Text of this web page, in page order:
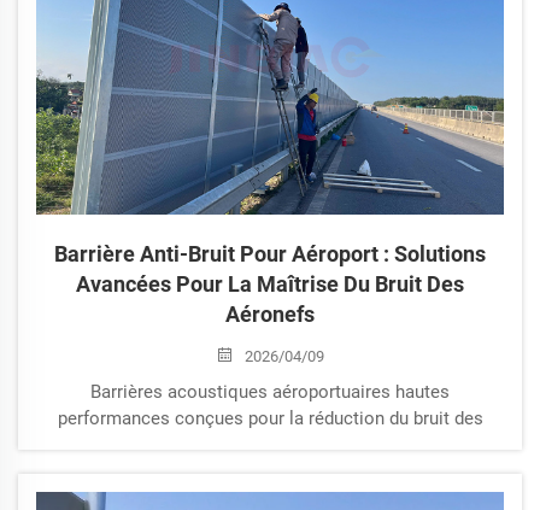
Barrière Anti-Bruit Pour Aéroport : Solutions
Avancées Pour La Maîtrise Du Bruit Des
Aéronefs
2026/04/09
Barrières acoustiques aéroportuaires hautes
performances conçues pour la réduction du bruit des
prix usine.